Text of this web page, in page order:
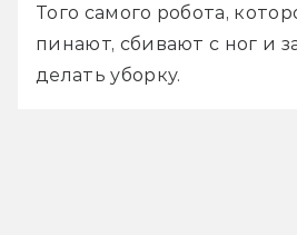
Того самого робота,
пинают, сбивают с ног и
делать уборку.